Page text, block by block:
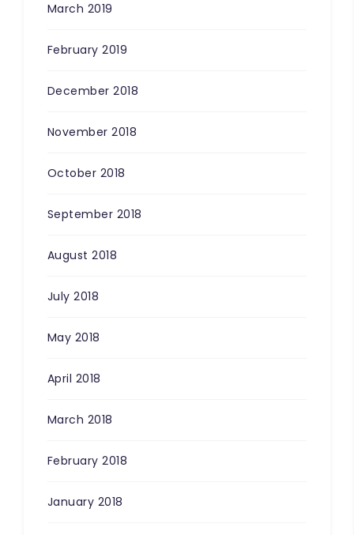
March 2019
February 2019
December 2018
November 2018
October 2018
September 2018
August 2018
July 2018
May 2018
April 2018
March 2018
February 2018
January 2018